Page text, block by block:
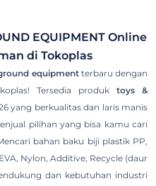
EQUIPMENT Online
di Tokoplas
equipmentterbaru dengan
Tersedia produk toys &
yang berkualitas dan laris manis
pilihan yang bisa kamu cari
bahan baku biji plastik PP,
Nylon, Additive, Recycle (daur
dan kebutuhan industri